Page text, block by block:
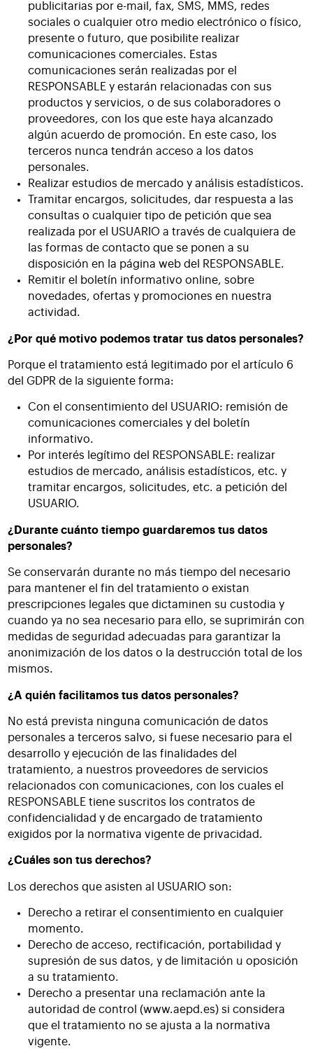
publicitarias por e-mail, fax, SMS, MMS, redes
sociales o cualquier otro medio electrónico o físico,
presente o futuro, que posibilite realizar
comunicaciones comerciales. Estas
comunicaciones serán realizadas por el
RESPONSABLE y estarán relacionadas con sus
productos y servicios, o de sus colaboradores o
proveedores, con los que este haya alcanzado
algún acuerdo de promoción. En este caso, los
terceros nunca tendrán acceso a los datos
personales.
Realizar estudios de mercado y análisis estadísticos.
Tramitar encargos, solicitudes, dar respuesta a las
consultas o cualquier tipo de petición que sea
realizada por el USUARIO a través de cualquiera de
las formas de contacto que se ponen a su
disposición en la página web del RESPONSABLE.
Remitir el boletín informativo online, sobre
novedades, ofertas y promociones en nuestra
actividad.
¿Por qué motivo podemos tratar tus datos personales?
Porque el tratamiento está legitimado por el artículo 6
del GDPR de la siguiente forma:
Con el consentimiento del USUARIO: remisión de
comunicaciones comerciales y del boletín
informativo.
Por interés legítimo del RESPONSABLE: realizar
estudios de mercado, análisis estadísticos, etc. y
tramitar encargos, solicitudes, etc. a petición del
USUARIO.
¿Durante cuánto tiempo guardaremos tus datos
personales?
Se conservarán durante no más tiempo del necesario
para mantener el fin del tratamiento o existan
prescripciones legales que dictaminen su custodia y
cuando ya no sea necesario para ello, se suprimirán con
medidas de seguridad adecuadas para garantizar la
anonimización de los datos o la destrucción total de los
mismos.
¿A quién facilitamos tus datos personales?
No está prevista ninguna comunicación de datos
personales a terceros salvo, si fuese necesario para el
desarrollo y ejecución de las finalidades del
tratamiento, a nuestros proveedores de servicios
relacionados con comunicaciones, con los cuales el
RESPONSABLE tiene suscritos los contratos de
confidencialidad y de encargado de tratamiento
exigidos por la normativa vigente de privacidad.
¿Cuáles son tus derechos?
Los derechos que asisten al USUARIO son:
Derecho a retirar el consentimiento en cualquier
momento.
Derecho de acceso, rectificación, portabilidad y
supresión de sus datos, y de limitación u oposición
a su tratamiento.
Derecho a presentar una reclamación ante la
autoridad de control (www.aepd.es) si considera
que el tratamiento no se ajusta a la normativa
vigente.